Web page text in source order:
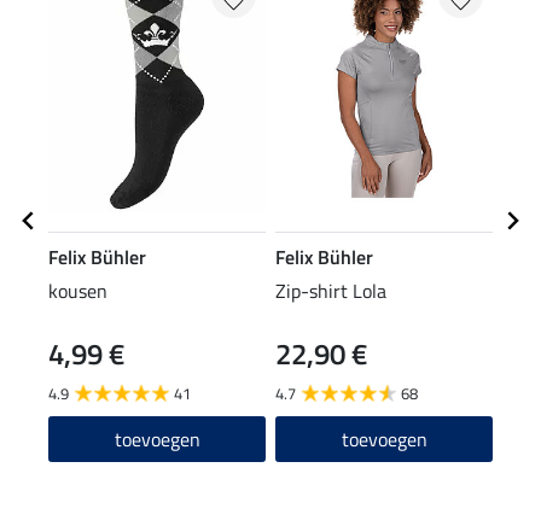
Felix Bühler
kousen
4,99 €
4.9 41
toevoegen
Felix Bühler
Zip-shirt Lola
22,90 €
4.7 68
toevoegen